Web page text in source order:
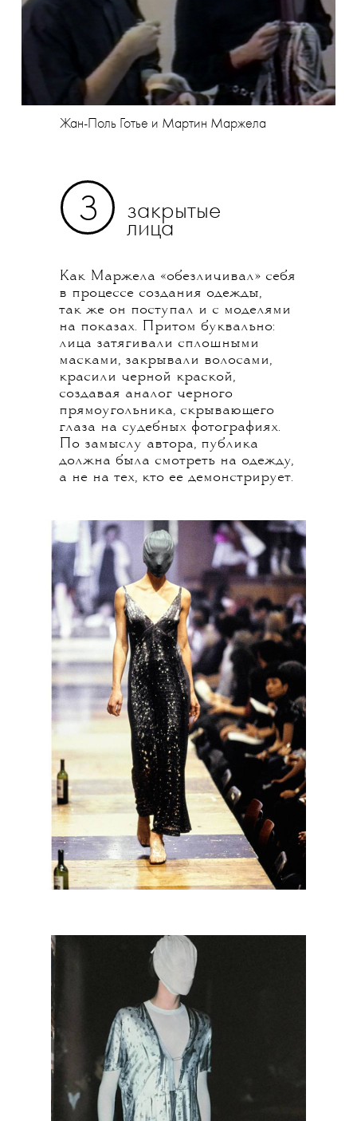
Жан-Поль Готье и Мартин Маржела
З закрытые
лица
Как Маржела «обезличивал» себя
в процессе создания одежды,
так же он поступал и с моделями
на показах. Притом буквально:
лица затягивали сплошными
масками, закрывали волосами,
красили черной краской,
создавая аналог черного
прямоугольника, скрывающего
глаза на судебных фотографиях.
По замыслу автора, публика
должна была смотреть на одежду,
а не на тех, кто ее демонстрирует.